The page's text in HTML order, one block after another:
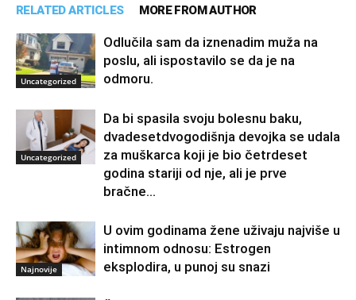
RELATED ARTICLES MORE FROM AUTHOR
Uncategorized
Odlučila sam da iznenadim muža na
poslu, ali ispostavilo se da je na
odmoru.
Uncategorized
Da bi spasila svoju bolesnu baku,
dvadesetdvogodišnja devojka se udala
za muškarca koji je bio četrdeset
godina stariji od nje, ali je prve
bračne...
Najnovije
U ovim godinama žene uživaju najviše u
intimnom odnosu: Estrogen
eksplodira, u punoj su snazi